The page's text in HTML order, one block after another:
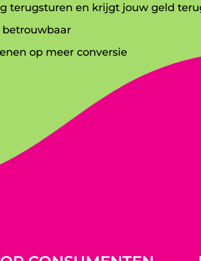
terugsturen en krijgt jouw geld
op meer conversie